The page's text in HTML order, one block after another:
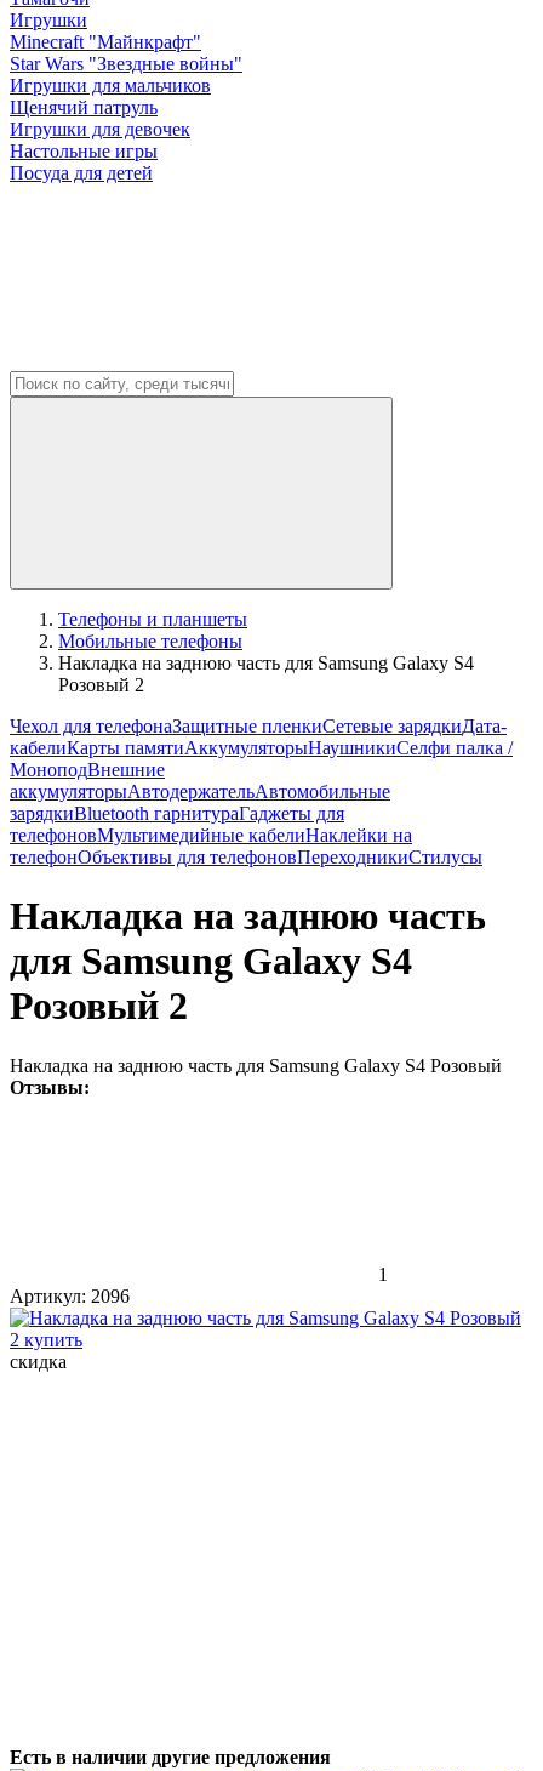
Игрушки
Minecraft "Майнкрафт"
Star Wars "Звездные войны"
Игрушки для мальчиков
Щенячий патруль
Игрушки для девочек
Настольные игры
Посуда для детей
Телефоны и планшеты
Мобильные телефоны
Накладка на заднюю часть для Samsung Galaxy S4
Розовый 2
Чехол для телефонаЗащитные пленкиСетевые зарядкиДата-
кабелиКарты памятиАккумуляторыНаушникиСелфи палка /
МоноподВнешние
аккумуляторыАвтодержательАвтомобильные
зарядкиBluetooth гарнитураГаджеты для
телефоновМультимедийные кабелиНаклейки на
телефонОбъективы для телефоновПереходникиСтилусы
Накладка на заднюю часть
для Samsung Galaxy S4
Розовый 2
Накладка на заднюю часть для Samsung Galaxy S4 Розовый
Отзывы:
1
Артикул: 2096
скидка
Есть в наличии другие предложения